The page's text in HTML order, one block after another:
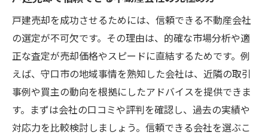
理由
戸建売却を任せる不動産会社のチェックポ
イント
戸建売却で後悔しないための守口市活用術
守口市の地域特性を活かした戸建売却方法
戸建売却で知っておきたい守口市の活用ポ
イント
戸建売却を成功させるためには、信頼できる不動産会社
の選定が不可欠です。その理由は、的確な市場分析や適
正な査定が売却価格やスピードに直結するためです。例
えば、守口市の地域事情を熟知した会社は、近隣の取引
事例や買主の動向を根拠にしたアドバイスを提供できま
す。まずは会社の口コミや評判を確認し、過去の実績や
対応力を比較検討しましょう。信頼できる会社を選ぶこ